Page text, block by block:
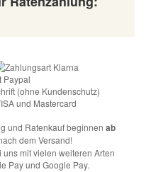
und Ratenkauf beginnen ab
dem Versand!
mit vielen weiteren Arten
Pay und Google Pay.